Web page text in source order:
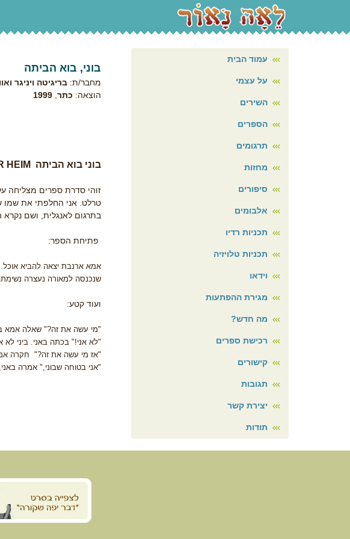
בוני, בוא הביתה
מחבר/ת:בריגיטה ויניגר
הוצאה: כתר ,
1999
בוני בוא הביתה HEIM
זוהי סדרת ספרים מצליחה
טרלט. אני החלפתי את שמו
בתרגום לאנגלית, ושם נקרא
פתיחת הספר:
אמא ארנבת יצאה להביא
שנכנסה למאורה נעצרה
ועוד קטע:
"מי עשה את זה?" שאלה אמא
"לא אני!" בכתה באני. ביני
"אז מי עשה את זה?" חקרה
"אני בטוחה שבוני," אמרה
עמוד הבית
על עצמי
השירים
הספרים
תרגומים
מחזות
סיפורים
אלבומים
תכניות רדיו
תכניות טלויזיה
וידאו
מגירת ההפתעות
מה חדש?
רכישת ספרים
קישורים
תגובות
יצירת קשר
תודות